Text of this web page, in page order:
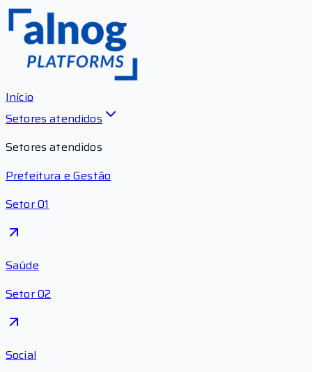
Início
Setores atendidos
Setores atendidos
Prefeitura e Gestão
Setor 01
Saúde
Setor 02
Social